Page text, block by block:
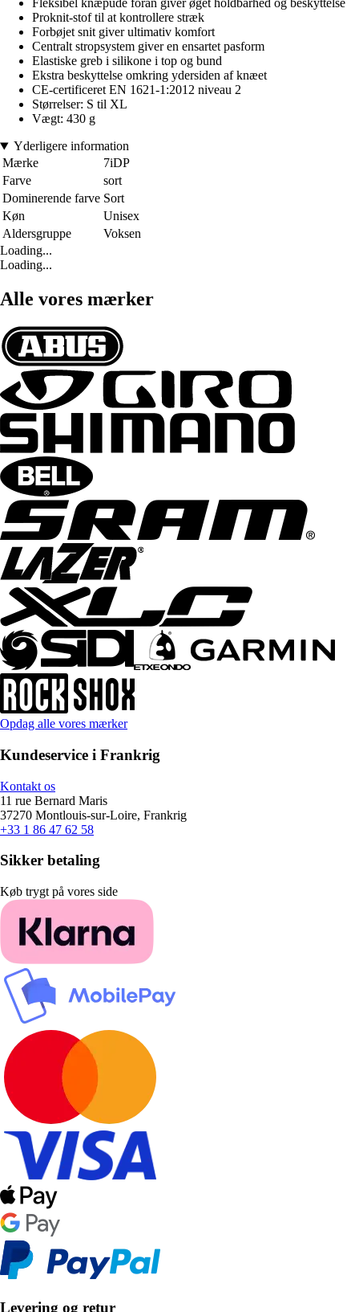
Fleksibel knæpude foran giver øget holdbarhed og beskyttelse
Proknit-stof til at kontrollere stræk
Forbøjet snit giver ultimativ komfort
Centralt stropsystem giver en ensartet pasform
Elastiske greb i silikone i top og bund
Ekstra beskyttelse omkring ydersiden af knæet
CE-certificeret EN 1621-1:2012 niveau 2
Størrelser: S til XL
Vægt: 430 g
Yderligere information
Mærke
7iDP
Farve
sort
Dominerende farve Sort
Køn
Unisex
Aldersgruppe
Voksen
Loading...
Loading...
Alle vores mærker
Opdag alle vores mærker
Kundeservice i Frankrig
Kontakt os
11 rue Bernard Maris
37270 Montlouis-sur-Loire, Frankrig
+33 1 86 47 62 58
Sikker betaling
Køb trygt på vores side
Levering og retur